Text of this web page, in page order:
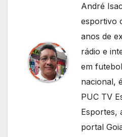
André
esportivo
anos de
rádio e
em
nacional,
PUC TV
Esportes,
portal